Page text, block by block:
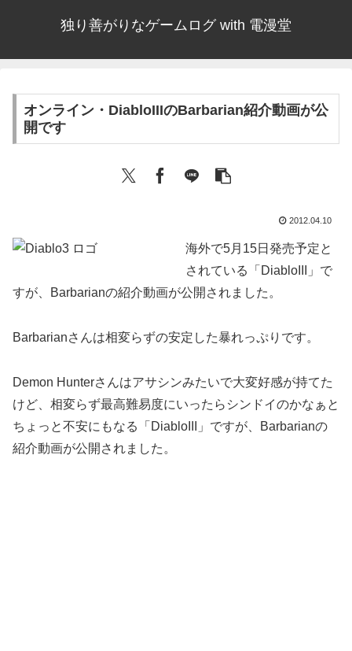
独り善がりなゲームログ with 電漫堂
オンライン・DiabloIIIのBarbarian紹介動画が公
開です
2012.04.10
海外で5月15日発売予定と
されている「DiabloIII」で
すが、Barbarianの紹介動画が公開されました。
Barbarianさんは相変らずの安定した暴れっぷりです。
Demon Hunterさんはアサシンみたいで大変好感が持てた
けど、相変らず最高難易度にいったらシンドイのかなぁと
ちょっと不安にもなる「DiabloIII」ですが、Barbarianの
紹介動画が公開されました。